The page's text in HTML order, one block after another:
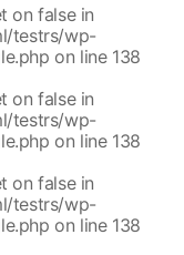
on false in
testrs/wp-
on line 138
on false in
testrs/wp-
on line 138
on false in
testrs/wp-
on line 138